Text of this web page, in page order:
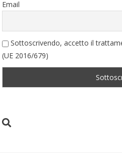
Email
Sottoscrivendo, accetto il
(UE 2016/679)